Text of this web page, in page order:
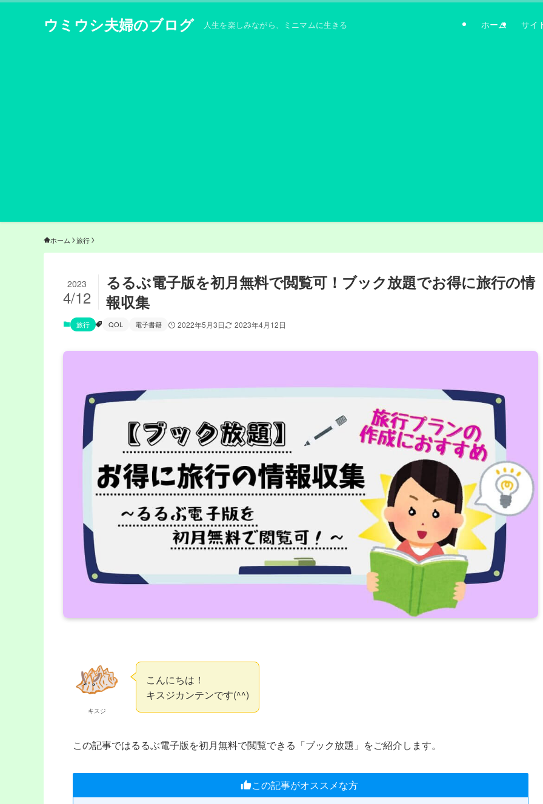
ウミウシ夫婦のブログ 人生を楽しみながら、ミニマムに生きる ホーム サイ
ホーム 旅行
るるぶ電子版を初月無料で閲覧可！ブック放題でお得に旅行の情
報収集
2023
4/12
旅行 QOL 電子書籍 2022年5月3日 2023年4月12日
キスジ
こんにちは！
キスジカンテンです(^^)
この記事ではるるぶ電子版を初月無料で閲覧できる「ブック放題」をご紹介します。
この記事がオススメな方